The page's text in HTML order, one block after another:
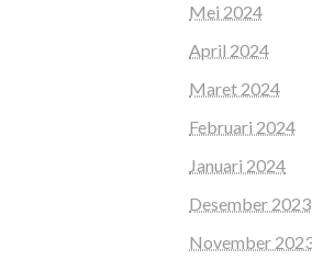
Mei 2024
April 2024
Maret 2024
Februari 2024
Januari 2024
Desember 2023
November